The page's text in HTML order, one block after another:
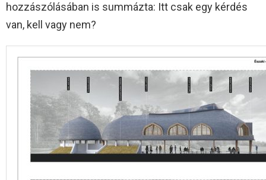
hozzászólásában is summázta: Itt csak egy kérdés
van, kell vagy nem?